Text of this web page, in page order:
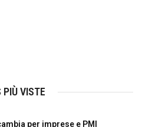
PIÙ VISTE
per imprese e PMI